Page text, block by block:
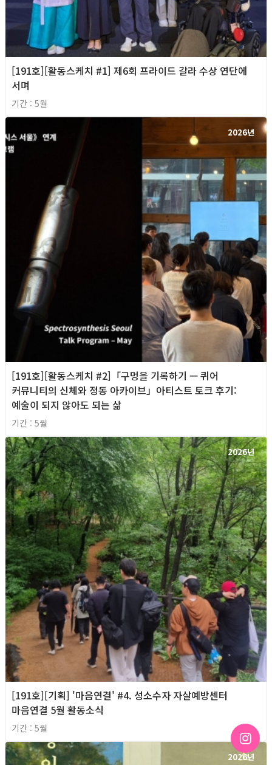
[191호][활동스케치 #1] 제6회 프라이드 갈라 수상 연단에
서며
기간 : 5월
2026년
[191호][활동스케치 #2]「구멍을 기록하기 — 퀴어
커뮤니티의 신체와 정동 아카이브」아티스트 토크 후기:
예술이 되지 않아도 되는 삶
기간 : 5월
2026년
[191호][기획] '마음연결' #4. 성소수자 자살예방센터
마음연결 5월 활동소식
기간 : 5월
2026년